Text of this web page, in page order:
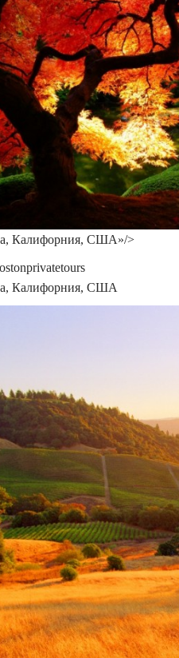
Калифорния, США»/>
Калифорния, США